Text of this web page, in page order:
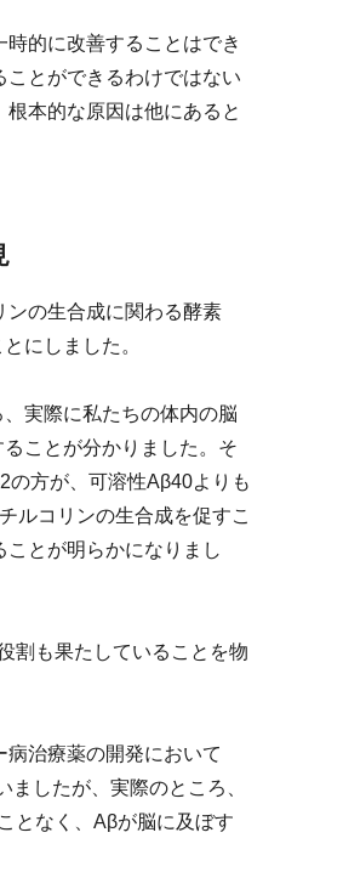
的に改善することはでき
とができるわけではない
本的な原因は他にあると
ンの生合成に関わる酵素
にしました。
実際に私たちの体内の脳
ことが分かりました。そ
の方が、可溶性Aβ40よりも
ルコリンの生合成を促すこ
とが明らかになりまし
割も果たしていることを物
治療薬の開発において
したが、実際のところ、
となく、Aβが脳に及ぼす